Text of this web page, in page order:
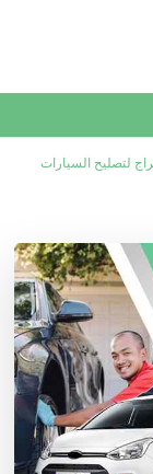
لتصليح السيارات